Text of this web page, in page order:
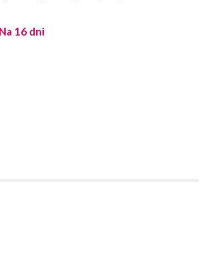
uszkodzone słupy enegeryczne.
Na 16 dni